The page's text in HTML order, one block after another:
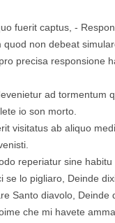
fuerit captus, -
non debeat
precisa responsione
ad tormentum
io son morto.
visitatus ab aliquo
reperiatur sine
se lo pigliaro, Deinde
Santo diavolo, Deinde
che mi havete